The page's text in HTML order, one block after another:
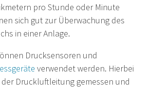
pro Stunde oder Minute
sich gut zur Überwachung des
in einer Anlage.
Drucksensoren und
verwendet werden. Hierbei
Druckluftleitung gemessen und